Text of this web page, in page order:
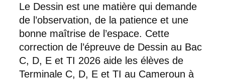
Le Dessin est une matière qui demande
de l’observation, de la patience et une
bonne maîtrise de l’espace. Cette
correction de l’épreuve de Dessin au Bac
C, D, E et TI 2026 aide les élèves de
Terminale C, D, E et TI au Cameroun à